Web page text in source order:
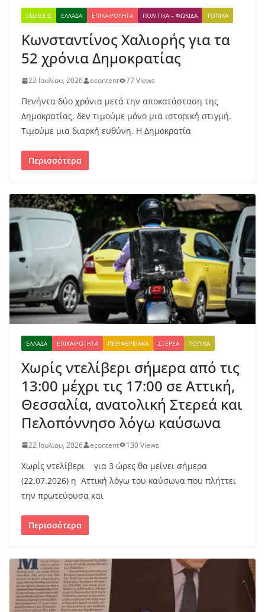
ΕΙΔΉΣΕΙΣ ΕΛΛΆΔΑ ΕΠΙΚΑΙΡΌΤΗΤΑ ΠΟΛΙΤΙΚΆ – ΦΩΚΊΔΑ ΤΟΠΙΚΆ
Κωνσταντίνος Χαλιορής για τα
52 χρόνια Δημοκρατίας
22 Ιουλίου, 2026 econtent 77 Views
Πενήντα δύο χρόνια μετά την αποκατάσταση της
Δημοκρατίας, δεν τιμούμε μόνο μια ιστορική στιγμή.
Τιμούμε μια διαρκή ευθύνη. Η Δημοκρατία
Περισσότερα
ΕΛΛΆΔΑ ΕΠΙΚΑΙΡΌΤΗΤΑ ΠΕΡΙΦΕΡΕΙΑΚΆ ΣΤΕΡΕΆ ΤΟΠΙΚΆ
Χωρίς ντελίβερι σήμερα από τις
13:00 μέχρι τις 17:00 σε Αττική,
Θεσσαλία, ανατολική Στερεά και
Πελοπόννησο λόγω καύσωνα
22 Ιουλίου, 2026 econtent 130 Views
Χωρίς ντελίβερι για 3 ώρες θα μείνει σήμερα
(22.07.2026) η Αττική λόγω του καύσωνα που πλήττει
την πρωτεύουσα και
Περισσότερα